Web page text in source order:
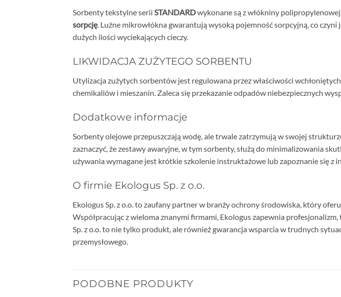
Sorbenty tekstylne serii STANDARDwykonane są z włókniny
sorpcję. Luźne mikrowłókna gwarantują wysoką pojemność sorpcyjną, co
dużych ilości wyciekających cieczy.
LIKWIDACJA ZUŻYTEGO SORBENTU
Utylizacja zużytych sorbentów jest regulowana przez właściwości
chemikaliów i mieszanin. Zaleca się przekazanie odpadów niebezpiecznych
Dodatkowe informacje
Sorbenty olejowe przepuszczają wodę, ale trwale zatrzymują w swojej
zaznaczyć, że zestawy awaryjne, w tym sorbenty, służą do minimalizowania
używania wymagane jest krótkie szkolenie instruktażowe lub zapoznanie się z
O firmie Ekologus Sp. z o.o.
Ekologus Sp. z o.o. to zaufany partner w branży ochrony środowiska, który
Współpracując z wieloma znanymi firmami, Ekologus zapewnia
Sp. z o.o. to nie tylko produkt, ale również gwarancja wsparcia w trudnych
przemysłowego.
PODOBNE PRODUKTY